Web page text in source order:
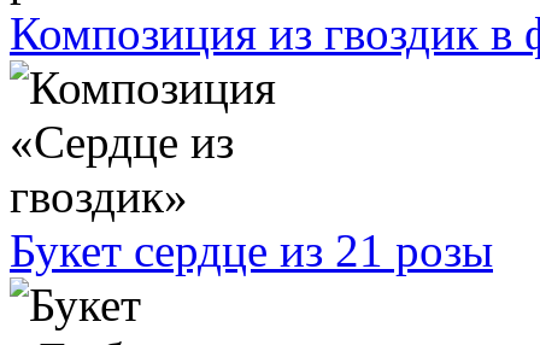
Композиция из гвоздик в
Букет сердце из 21 розы